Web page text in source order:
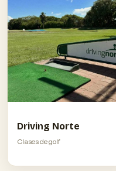
Driving Norte
Clases de golf